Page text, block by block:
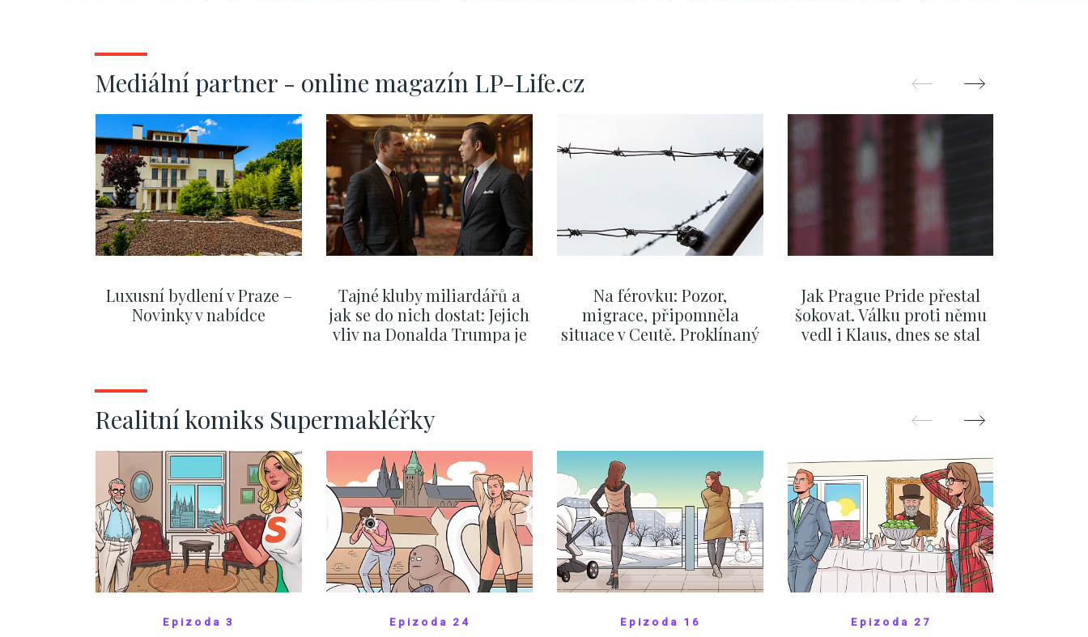
Mediální partner - online magazín LP-Life.cz
Luxusní bydlení v Praze –
Novinky v nabídce
Tajné kluby miliardářů a
jak se do nich dostat: Jejich
vliv na Donalda Trumpa je
Na férovku: Pozor,
migrace, připomněla
situace v Ceutě. Proklínaný
Jak Prague Pride přestal
šokovat. Válku proti němu
vedl i Klaus, dnes se stal
Realitní komiks Supermakléřky
Epizoda 3 Epizoda 24 Epizoda 16 Epizoda 27